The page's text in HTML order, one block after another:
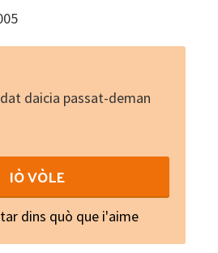
daicia passat-deman
IÒ VÒLE
dins quò que i'aime